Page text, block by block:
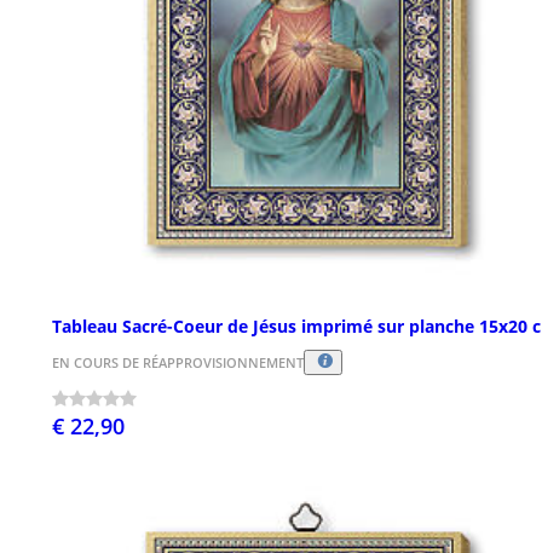
Tableau Sacré-Coeur de Jésus imprimé sur planche 15x20
EN COURS DE RÉAPPROVISIONNEMENT
€ 22,90